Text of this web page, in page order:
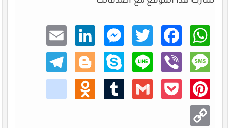
What
sApp
Faceb
ook
Twitt
er
Mess
enger
Linke
dIn
Email
Mess
age
Viber
Line
Skype
Blogg
er
Teleg
ram
Pinte
rest
Pocke
Gmail
Tumb
Odno
klass
niki
Copy
Link